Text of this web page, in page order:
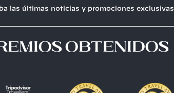
las últimas noticias y promociones exclusivas
obtenidos